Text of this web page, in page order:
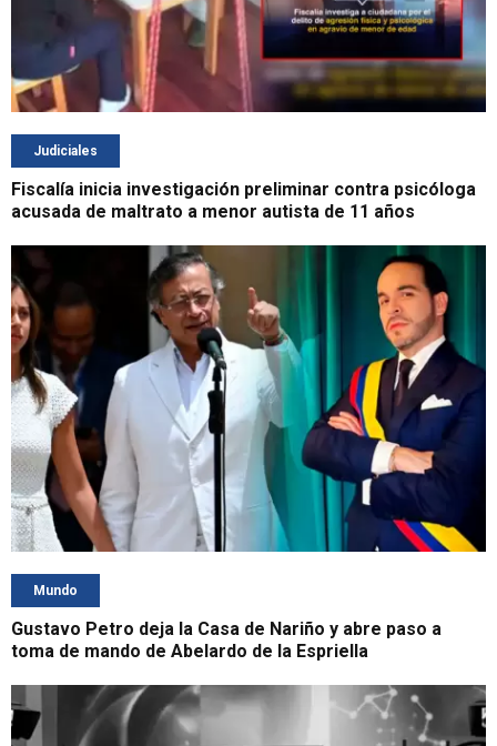
Judiciales
Fiscalía inicia investigación preliminar contra psicóloga
acusada de maltrato a menor autista de 11 años
Mundo
Gustavo Petro deja la Casa de Nariño y abre paso a
toma de mando de Abelardo de la Espriella